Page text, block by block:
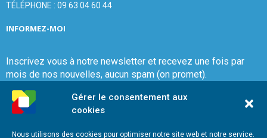
Gérer le consentement aux
cookies
Nous utilisons des cookies pour optimiser notre site web et notre service.
TÉLÉPHONE : 09 63 04 60 44
INFORMEZ-MOI
Inscrivez vous à notre newsletter et recevez une fois par
mois de nos nouvelles, aucun spam (on promet).